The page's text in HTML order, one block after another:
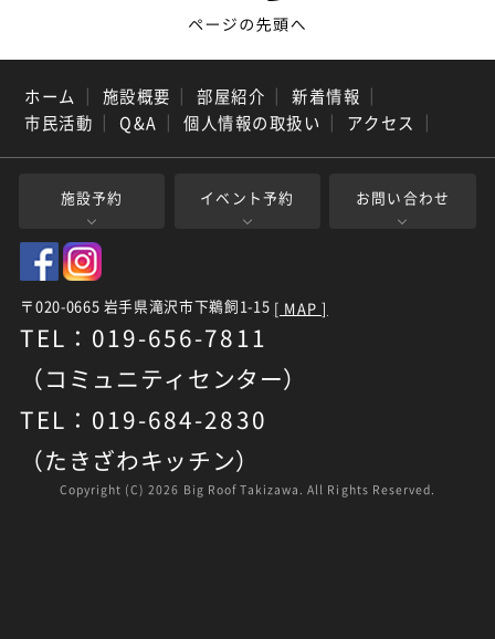
ホーム ｜ 施設概要 ｜ 部屋紹介 ｜ 新着情報 ｜
市民活動 ｜ Q&A ｜ 個人情報の取扱い ｜ アクセス ｜
施設予約 イベント予約 お問い合わせ
〒020-0665 岩手県滝沢市下鵜飼1-15 [ MAP ]
TEL：019-656-7811
（コミュニティセンター）
TEL：019-684-2830
（たきざわキッチン）
Copyright (C)2026 Big Roof Takizawa. All Rights Reserved.